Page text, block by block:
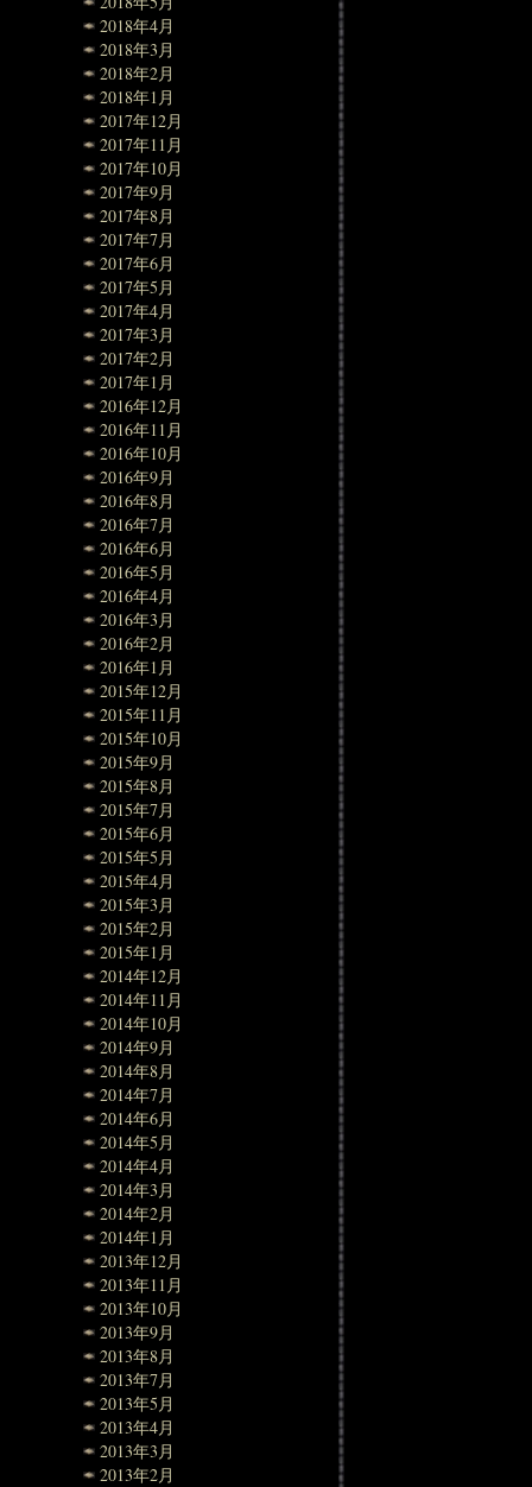
2018年4月
2018年3月
2018年2月
2018年1月
2017年12月
2017年11月
2017年10月
2017年9月
2017年8月
2017年7月
2017年6月
2017年5月
2017年4月
2017年3月
2017年2月
2017年1月
2016年12月
2016年11月
2016年10月
2016年9月
2016年8月
2016年7月
2016年6月
2016年5月
2016年4月
2016年3月
2016年2月
2016年1月
2015年12月
2015年11月
2015年10月
2015年9月
2015年8月
2015年7月
2015年6月
2015年5月
2015年4月
2015年3月
2015年2月
2015年1月
2014年12月
2014年11月
2014年10月
2014年9月
2014年8月
2014年7月
2014年6月
2014年5月
2014年4月
2014年3月
2014年2月
2014年1月
2013年12月
2013年11月
2013年10月
2013年9月
2013年8月
2013年7月
2013年5月
2013年4月
2013年3月
2013年2月